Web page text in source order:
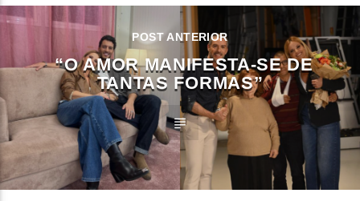
POST ANTERIOR
“O AMOR MANIFESTA-SE DE
TANTAS FORMAS”